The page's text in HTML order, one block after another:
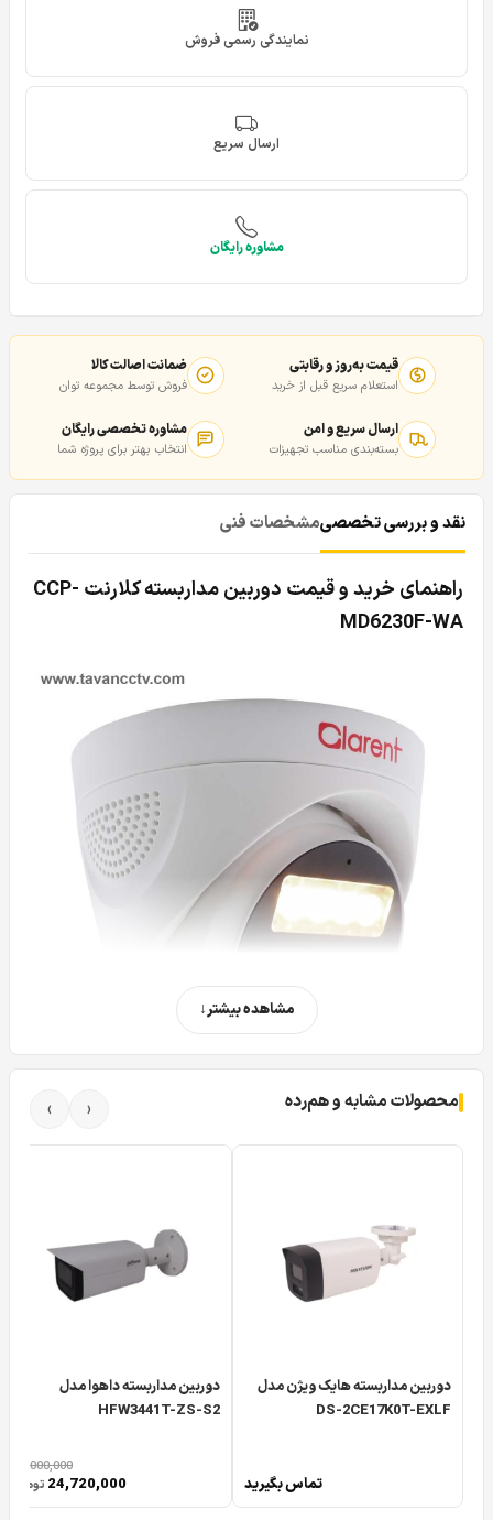
نمایندگی رسمی فروش
ارسال سریع
مشاوره رایگان
قیمت به‌روز و رقابتی
استعلام سریع قبل از خرید
ضمانت اصالت کالا
فروش توسط مجموعه توان
ارسال سریع و امن
بسته‌بندی مناسب تجهیزات
مشاوره تخصصی رایگان
انتخاب بهتر برای پروژه شما
نقد و بررسی تخصصیمشخصات فنی
راهنمای خرید و قیمت دوربین مداربسته کلارنت CCP-
MD6230F-WA
مدل CLARENT CCP-MD6230F-WA یک محصول چهار
حالته می باشد.
WA با پشتیبانی از فرمت های HDCVI و HDTVI
مشاهده بیشتر
محصولات مشابه و هم‌رده ‹
›
دوربین مداربسته هایک ویژن مدل
DS-2CE17K0T-EXLF
تماس بگیرید
دوربین مداربسته داهوا مدل
HFW3441T-ZS-S2
30,000,000
24,720,000 تومان